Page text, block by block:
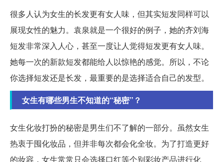
很多人认为女生的长发更有女人味，但其实短发同样可以
展现女性的魅力。袁泉就是一个很好的例子，她的齐刘海
短发非常深入人心，甚至一度让人觉得短发更有女人味。
她每一次的新款短发都能给人以惊艳的感觉。所以，不论
你选择短发还是长发，最重要的是选择适合自己的发型。
女生有哪些男生不知道的“秘密”？
女生化妆打扮的秘密是男生们不了解的一部分。虽然女生
热衷于囤化妆品，但并非每次都会化全妆。为了打造更好
的妆容，女生常常只会选择口红等个别彩妆产品进行化